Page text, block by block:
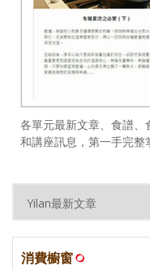
各單元最新文章、食譜
和講座訊息，第一手完整
消費櫥窗